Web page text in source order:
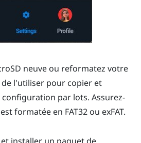
neuve ou reformatez votre
l'utiliser pour copier et
par lots. Assurez-
formatée en FAT32 ou exFAT.